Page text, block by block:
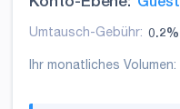
Umtausch-Gebühr: 0.2%
Ihr monatliches Volumen: